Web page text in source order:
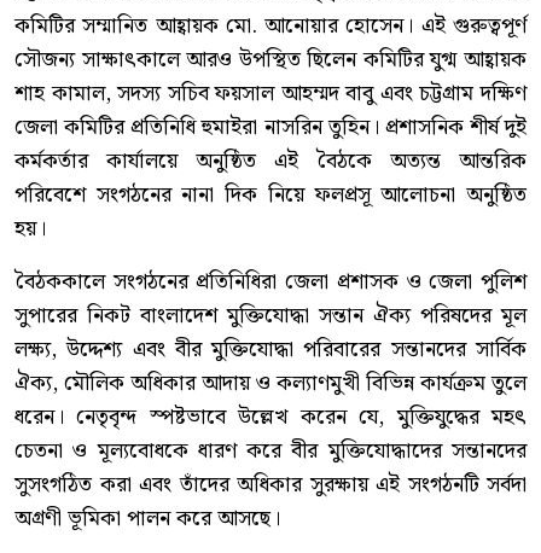
কমিটির সম্মানিত আহ্বায়ক মো. আনোয়ার হোসেন। এই গুরুত্বপূর্ণ
সৌজন্য সাক্ষাৎকালে আরও উপস্থিত ছিলেন কমিটির যুগ্ম আহ্বায়ক
শাহ কামাল, সদস্য সচিব ফয়সাল আহম্মদ বাবু এবং চট্টগ্রাম দক্ষিণ
জেলা কমিটির প্রতিনিধি হুমাইরা নাসরিন তুহিন। প্রশাসনিক শীর্ষ দুই
কর্মকর্তার কার্যালয়ে অনুষ্ঠিত এই বৈঠকে অত্যন্ত আন্তরিক
পরিবেশে সংগঠনের নানা দিক নিয়ে ফলপ্রসূ আলোচনা অনুষ্ঠিত
হয়।
বৈঠককালে সংগঠনের প্রতিনিধিরা জেলা প্রশাসক ও জেলা পুলিশ
সুপারের নিকট বাংলাদেশ মুক্তিযোদ্ধা সন্তান ঐক্য পরিষদের মূল
লক্ষ্য, উদ্দেশ্য এবং বীর মুক্তিযোদ্ধা পরিবারের সন্তানদের সার্বিক
ঐক্য, মৌলিক অধিকার আদায় ও কল্যাণমুখী বিভিন্ন কার্যক্রম তুলে
ধরেন। নেতৃবৃন্দ স্পষ্টভাবে উল্লেখ করেন যে, মুক্তিযুদ্ধের মহৎ
চেতনা ও মূল্যবোধকে ধারণ করে বীর মুক্তিযোদ্ধাদের সন্তানদের
সুসংগঠিত করা এবং তাঁদের অধিকার সুরক্ষায় এই সংগঠনটি সর্বদা
অগ্রণী ভূমিকা পালন করে আসছে।